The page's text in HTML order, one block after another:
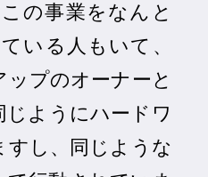
の事業をなんと
いる人もいて、
プのオーナーと
ようにハードワ
すし、同じような